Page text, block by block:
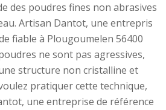
des poudres fines non abrasives
Artisan Dantot, une entrepris
fiable à Plougoumelen 56400
ne sont pas agressives,
structure non cristalline et
pratiquer cette technique,
une entreprise de référence